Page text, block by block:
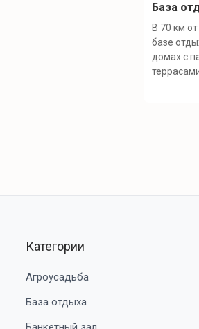
База
В 70 км
базе
домах с
Категории
Агроусадьба
База отдыха